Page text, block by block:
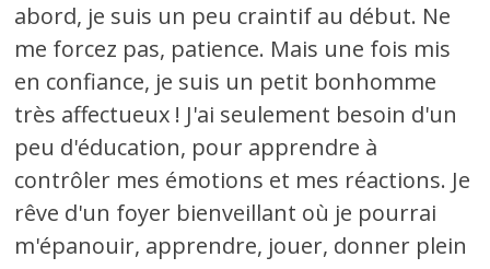
abord, je suis un peu craintif au début. Ne
me forcez pas, patience. Mais une fois mis
en confiance, je suis un petit bonhomme
très affectueux ! J'ai seulement besoin d'un
peu d'éducation, pour apprendre à
contrôler mes émotions et mes réactions. Je
rêve d'un foyer bienveillant où je pourrai
m'épanouir, apprendre, jouer, donner plein